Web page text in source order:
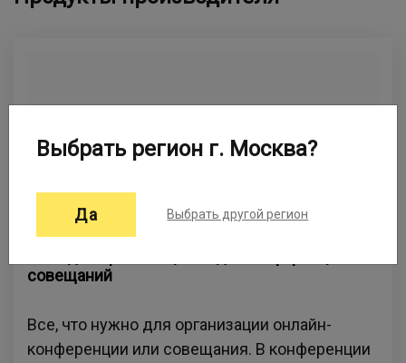
совещаний
Все, что нужно для организации онлайн-
конференции или совещания. В конференции
Выбрать регион г. Москва?
Да Выбрать другой регион